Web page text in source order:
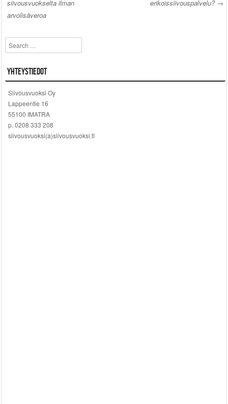
Post navigation
siivousvuokselta ilman
arvolisäveroa
erikoissiivouspalvelu? →
Search
Yhteystiedot
Siivousvuoksi Oy
Lappeentie 16
55100 IMATRA
p. 0208 333 208
siivousvuoksi(a)siivousvuoksi.fi